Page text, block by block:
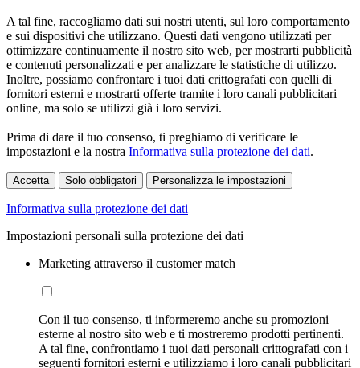
A tal fine, raccogliamo dati sui nostri utenti, sul loro comportamento
e sui dispositivi che utilizzano. Questi dati vengono utilizzati per
ottimizzare continuamente il nostro sito web, per mostrarti pubblicità
e contenuti personalizzati e per analizzare le statistiche di utilizzo.
Inoltre, possiamo confrontare i tuoi dati crittografati con quelli di
fornitori esterni e mostrarti offerte tramite i loro canali pubblicitari
online, ma solo se utilizzi già i loro servizi.
Prima di dare il tuo consenso, ti preghiamo di verificare le
impostazioni e la nostra Informativa sulla protezione dei dati.
Accetta Solo obbligatori Personalizza le impostazioni
Informativa sulla protezione dei dati
Impostazioni personali sulla protezione dei dati
Marketing attraverso il customer match
Con il tuo consenso, ti informeremo anche su promozioni
esterne al nostro sito web e ti mostreremo prodotti pertinenti.
A tal fine, confrontiamo i tuoi dati personali crittografati con i
seguenti fornitori esterni e utilizziamo i loro canali pubblicitari